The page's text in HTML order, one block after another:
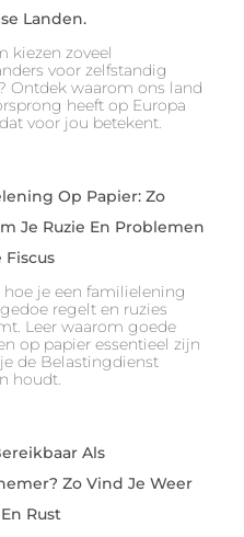
Landen.
kiezen zoveel
voor zelfstandig
Ontdek waarom ons land
heeft op Europa
voor jou betekent.
Op Papier: Zo
Je Ruzie En Problemen
Fiscus
je een familielening
regelt en ruzies
Leer waarom goede
op papier essentieel zijn
de Belastingdienst
houdt.
Als
Zo Vind Je Weer
Rust